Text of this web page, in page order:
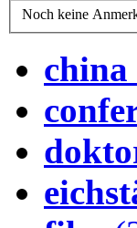
Noch keine
china